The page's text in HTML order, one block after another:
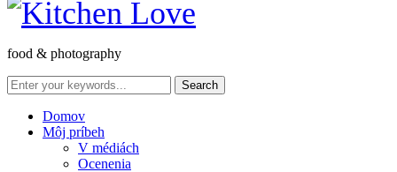
food & photography
Domov
Môj príbeh
V médiách
Ocenenia